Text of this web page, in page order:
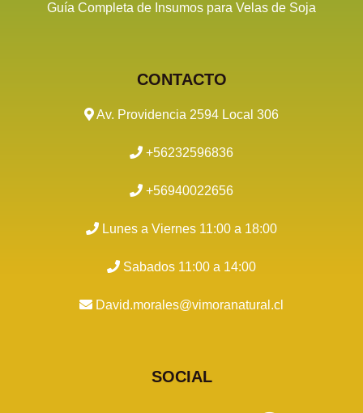
Guía Completa de Insumos para Velas de Soja
CONTACTO
Av. Providencia 2594 Local 306
+56232596836
+56940022656
Lunes a Viernes 11:00 a 18:00
Sabados 11:00 a 14:00
David.morales@vimoranatural.cl
SOCIAL